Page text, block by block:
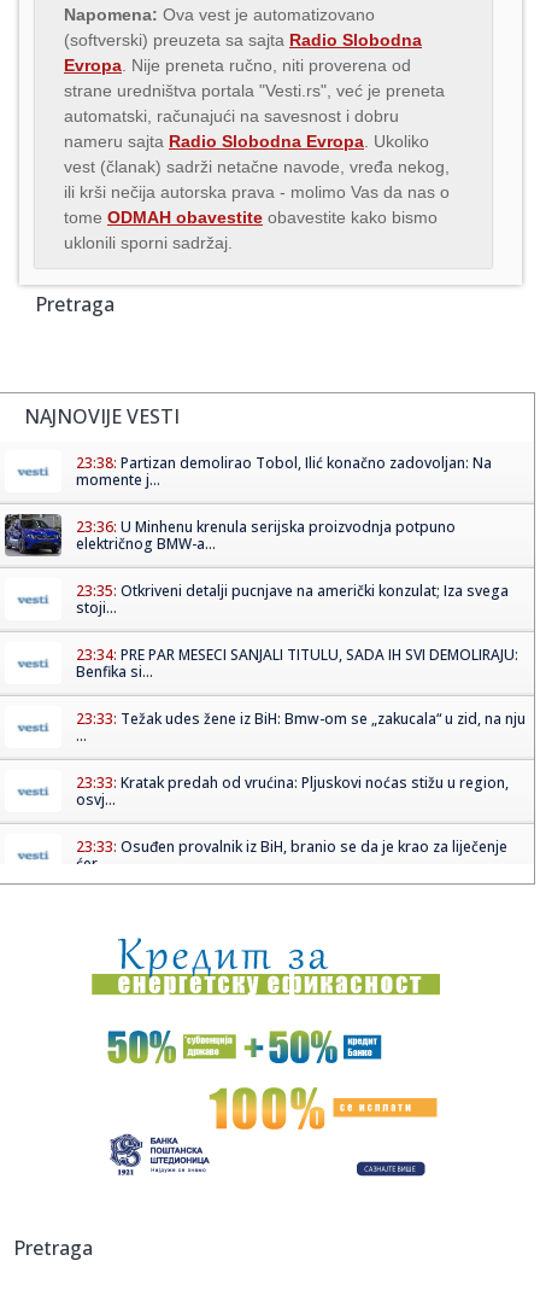
Napomena: Ova vest je automatizovano
(softverski) preuzeta sa sajta Radio Slobodna
Evropa . Nije preneta ručno, niti proverena od
strane uredništva portala "Vesti.rs", već je preneta
automatski, računajući na savesnost i dobru
nameru sajta Radio Slobodna Evropa . Ukoliko
vest (članak) sadrži netačne navode, vređa nekog,
ili krši nečija autorska prava - molimo Vas da nas o
tome ODMAH obavestite obavestite kako bismo
uklonili sporni sadržaj.
Pretraga
NAJNOVIJE VESTI
23:38: Partizan demolirao Tobol, Ilić konačno zadovoljan: Na
momente j...
23:36: U Minhenu krenula serijska proizvodnja potpuno
električnog BMW-a...
23:35: Otkriveni detalji pucnjave na američki konzulat; Iza svega
stoji...
23:34: PRE PAR MESECI SANJALI TITULU, SADA IH SVI DEMOLIRAJU:
Benfika si...
23:33: Težak udes žene iz BiH: Bmw-om se „zakucala“ u zid, na nju
...
23:33: Kratak predah od vrućina: Pljuskovi noćas stižu u region,
osvj...
23:33: Osuđen provalnik iz BiH, branio se da je krao za liječenje
ćer...
23:31:Partizan "otkrio" reakciju posle IMT-a: Ilić imao jasnu
poruku i...
23:29:SCENA KOJA GOVORI SVE: Ilić krenuo ka tunelu, a onda je
Humska z...
ILIĆ NIJE MOGAO DA PREĆUTI: Posle „trojke“ Tobolu odmah
23:25:PUKIJU JE BIO DOVOLJAN SAMO MINUT: Legendarni Finac
Pretraga